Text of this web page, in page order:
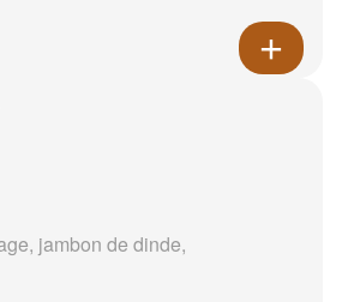
jambon de dinde,